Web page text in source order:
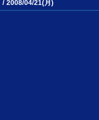
/ 2008/04/21(月)